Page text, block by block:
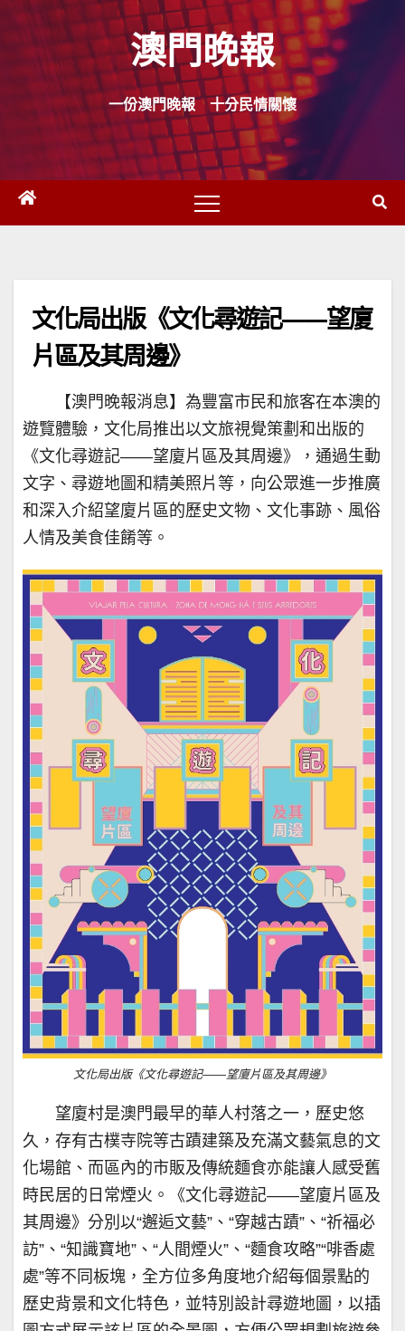
Skip
content
澳門晚報
一份澳門晚報 十分民情關懷
文化局出版《文化尋遊記——望廈
片區及其周邊》
【澳門晚報消息】為豐富市民和旅客在本澳的
遊覽體驗，文化局推出以文旅視覺策劃和出版的
《文化尋遊記——望廈片區及其周邊》，通過生動
文字、尋遊地圖和精美照片等，向公眾進一步推廣
和深入介紹望廈片區的歷史文物、文化事跡、風俗
人情及美食佳餚等。
文化局出版《文化尋遊記——望廈片區及其周邊》
望廈村是澳門最早的華人村落之一，歷史悠
久，存有古樸寺院等古蹟建築及充滿文藝氣息的文
化場館、而區內的市販及傳統麵食亦能讓人感受舊
時民居的日常煙火。《文化尋遊記——望廈片區及
其周邊》分別以“邂逅文藝”、“穿越古蹟”、“祈福必
訪”、“知識寶地”、“人間煙火”、“麵食攻略”“啡香處
處”等不同板塊，全方位多角度地介紹每個景點的
歷史背景和文化特色，並特別設計尋遊地圖，以插